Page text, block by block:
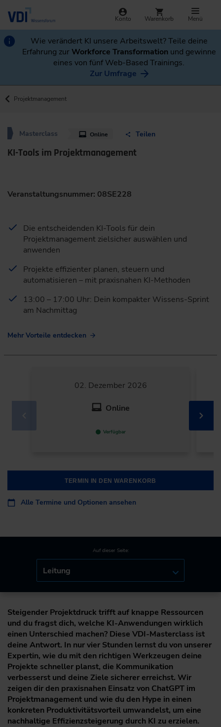
Konto Warenkorb Menü
Wie verändert KI unsere Arbeitswelt? Teile deine
Erfahrung zurWorkforce Transformation und gewinne
eines von fünf Web-Based Trainings.
Zur Umfrage
Projektmanagement
Masterclass Online Teilen
KI-Tools im Projektmanagement
Veranstaltungsnummer: 08SE228
Die entscheidenden KI-Tools für dein
Projektmanagement zielsicher auswählen und
anwenden
Projekte effizienter planen, steuern und
automatisieren – mit praxisnahen KI-Methoden
13:00 – 17:00 Uhr: Dein kompakter Wissens-Sprint
am Nachmittag
Mehr Vorteile entdecken
02. Dezember 2026
Online
Verfügbar
TERMIN IN DEN WARENKORB
Alle Termine und Optionen ansehen
Auf dieser Seite:
Leitung
Steigender Projektdruck trifft auf knappe Ressourcen
und du fragst dich, welche KI-Anwendungen wirklich
einen Unterschied machen? Diese VDI-Masterclass ist
deine Antwort. In nur vier Stunden lernst du von unserer
Expertin, wie du mit den richtigen Werkzeugen deine
Projekte schneller planst, die Kommunikation
verbesserst und deine Ziele sicherer erreichst. Wir
zeigen dir den praxisnahen Einsatz von ChatGPT im
Projektmanagement und wie du den Hype in einen
konkreten Produktivitätsvorteil umwandelst, um eine
nachhaltige Effizienzsteigerung durch KI zu erzielen.